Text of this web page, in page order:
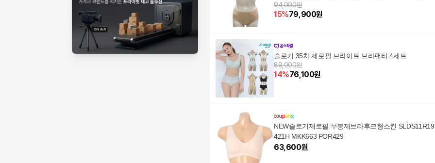
8421
94,000원
15%79,900원
슬로기 35차 제로필 브라이트 브라팬티 4세트
89,000원
14%76,100원
NEW슬로기제로필 무봉제브라후크형스킨 SLDS11R19
421H MKK663 POR429
63,600원